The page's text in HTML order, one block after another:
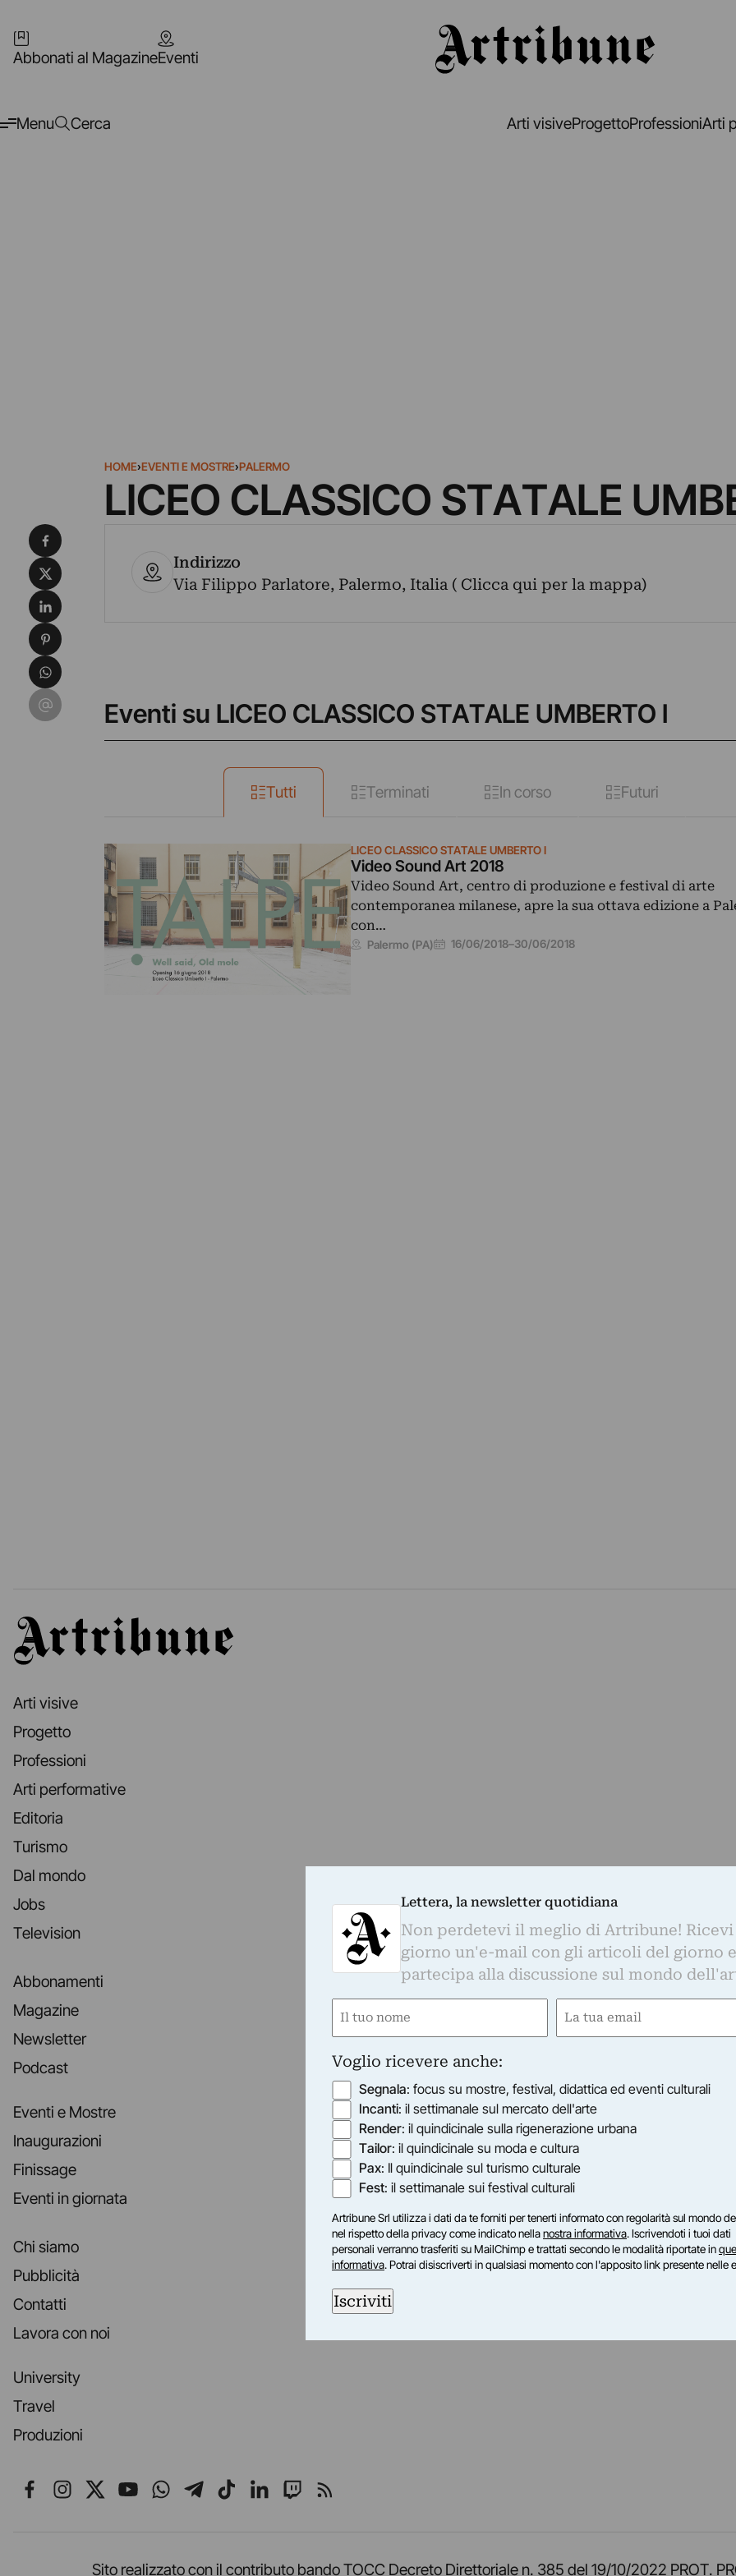
Abbonati al MagazineEventi
Menu Cerca Arti visiveProgettoProfessioniArti
HOME›EVENTI E MOSTRE›PALERMO
LICEO CLASSICO STATALE
Indirizzo
Via Filippo Parlatore, Palermo, Italia ( Clicca qui per la mappa)
Eventi su LICEO CLASSICO STATALE UMBERTO I
Tutti Terminati In corso Futuri
LICEO CLASSICO STATALE UMBERTO I
Video Sound Art 2018
Video Sound Art, centro di produzione e festival di arte
contemporanea milanese, apre la sua ottava edizione a
con…
Palermo (PA) 16/06/2018–30/06/2018
Condividi su Facebook
Condividi su X
Condividi su LinkedIn
Condividi su Pinterest
Condividi su WhatsApp
Condividi su Email
Artribune
Arti visive
Progetto
Professioni
Arti performative
Editoria
Turismo
Dal mondo
Jobs
Television
Abbonamenti
Magazine
Newsletter
Podcast
Eventi e Mostre
Inaugurazioni
Finissage
Eventi in giornata
Chi siamo
Pubblicità
Contatti
Lavora con noi
University
Travel
Produzioni
Seguici su Facebook
Seguici su Instagram
Seguici su X
Seguici su YouTube
Seguici su WhatsApp
Seguici su Telegram
Seguici su TikTok
Seguici su LinkedIn
Seguici su Twitch
Seguici su Rss
Sito realizzato con il contributo bando TOCC Decreto Direttoriale n. 385 del 19/10/2022 PROT.
Lettera, la newsletter quotidiana
Non perdetevi il meglio di Artribune! Ricevi
giorno un'e-mail con gli articoli del giorno e
partecipa alla discussione sul mondo
Nome
Email
Voglio ricevere anche:
Segnala: focus su mostre, festival, didattica ed eventi culturali
Incanti: il settimanale sul mercato dell'arte
Render: il quindicinale sulla rigenerazione urbana
Tailor: il quindicinale su moda e cultura
Pax: Il quindicinale sul turismo culturale
Fest: il settimanale sui festival culturali
Artribune Srl utilizza i dati da te forniti per tenerti informato con regolarità sul mondo
nel rispetto della privacy come indicato nellanostra informativa. Iscrivendoti i tuoi dati
personali verranno trasferiti su MailChimp e trattati secondo le modalità riportate in
informativa. Potrai disiscriverti in qualsiasi momento con l'apposito link presente nelle
Iscriviti